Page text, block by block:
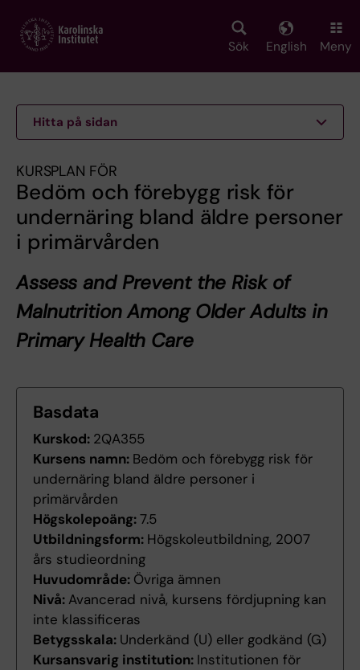
main
Sök English Meny
Hitta på sidan
KURSPLAN FÖR
Bedöm och förebygg risk för
undernäring bland äldre personer
i primärvården
Assess and Prevent the Risk of
Malnutrition Among Older Adults in
Primary Health Care
Basdata
Kurskod: 2QA355
Kursens namn: Bedöm och förebygg risk för
undernäring bland äldre personer i
primärvården
Högskolepoäng:7.5
Utbildningsform: Högskoleutbildning, 2007
års studieordning
Huvudområde: Övriga ämnen
Nivå: Avancerad nivå, kursens fördjupning kan
inte klassificeras
Betygsskala: Underkänd (U) eller godkänd (G)
Kursansvarig institution: Institutionen för